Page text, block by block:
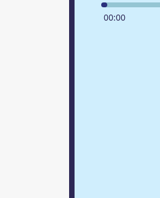
00:00